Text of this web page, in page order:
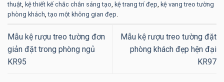
thuật, kệ thiết kế chắc chắn sáng tạo, kệ trang trí đẹp, kệ vang treo tường
phòng khách,tạo một không gian đẹp.
Mẫu kệ rượu treo tường đơn
giản đặt trong phòng ngủ
KR95
Mẫu kệ rượu treo tường đặt
phòng khách đẹp hện đại
KR97